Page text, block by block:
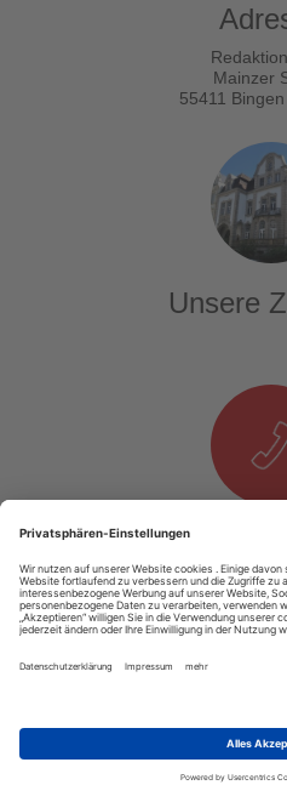
Mainzer
55411
Unsere
Telefon &
T. +49 1525
E.
Copyright 2020 Tourexpi.com
Podcast